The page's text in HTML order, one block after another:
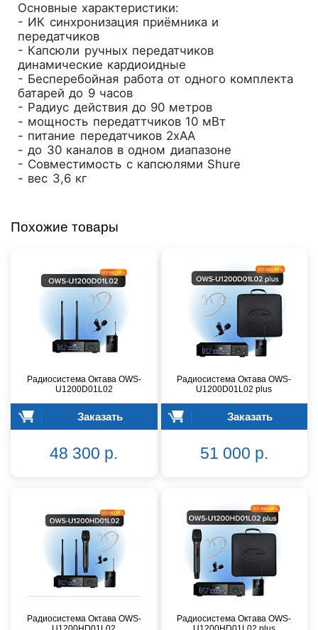
Основные характеристики:
- ИК синхронизация приёмника и
передатчиков
- Капсюли ручных передатчиков
динамические кардиоидные
- Бесперебойная работа от одного комплекта
батарей до 9 часов
- Радиус действия до 90 метров
- мощность передаттчиков 10 мВт
- питание передатчиков 2хAA
- до 30 каналов в одном диапазоне
- Совместимость с капсюлями Shure
- вес 3,6 кг
Похожие товары
Радиосистема Октава OWS-
U1200D01L02
Заказать
48 300 р.
Радиосистема Октава OWS-
U1200D01L02 plus
Заказать
51 000 р.
Радиосистема Октава OWS-
Радиосистема Октава OWS-